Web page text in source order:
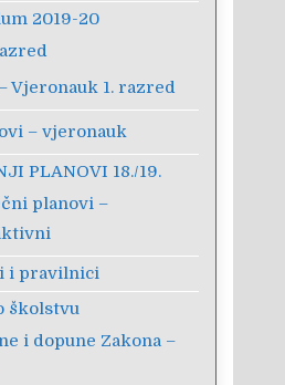
2019-20
Vjeronauk 1. razred
– vjeronauk
PLANOVI 18./19.
planovi –
i pravilnici
školstvu
i dopune Zakona –